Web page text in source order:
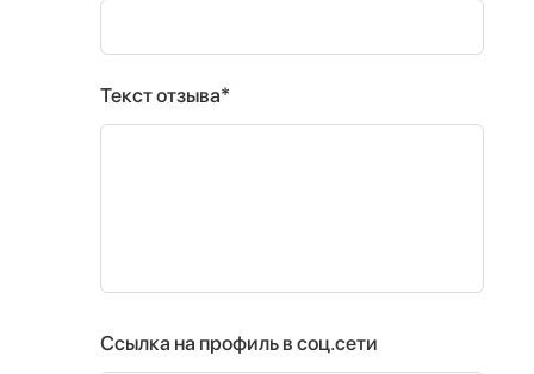
Текст отзыва*
Ссылка на профиль в соц.сети